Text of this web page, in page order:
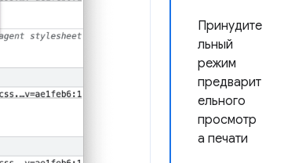
Принудите
льный
режим
предварит
ельного
просмотр
а печати